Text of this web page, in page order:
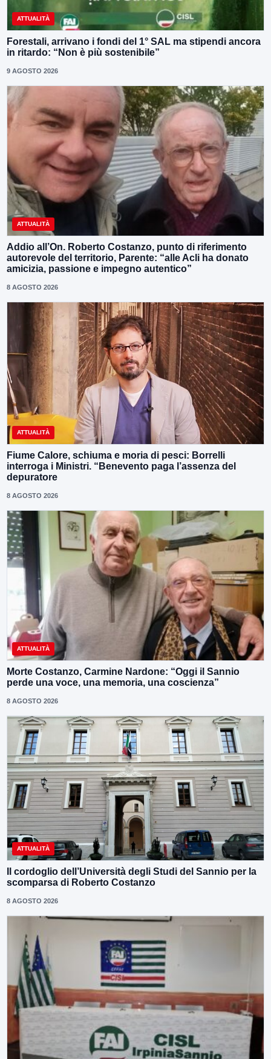
ATTUALITÀ
Forestali, arrivano i fondi del 1° SAL ma stipendi ancora
in ritardo: “Non è più sostenibile”
9 AGOSTO 2026
ATTUALITÀ
Addio all’On. Roberto Costanzo, punto di riferimento
autorevole del territorio, Parente: “alle Acli ha donato
amicizia, passione e impegno autentico”
8 AGOSTO 2026
ATTUALITÀ
Fiume Calore, schiuma e moria di pesci: Borrelli
interroga i Ministri. “Benevento paga l’assenza del
depuratore
8 AGOSTO 2026
ATTUALITÀ
Morte Costanzo, Carmine Nardone: “Oggi il Sannio
perde una voce, una memoria, una coscienza”
8 AGOSTO 2026
ATTUALITÀ
Il cordoglio dell’Università degli Studi del Sannio per la
scomparsa di Roberto Costanzo
8 AGOSTO 2026